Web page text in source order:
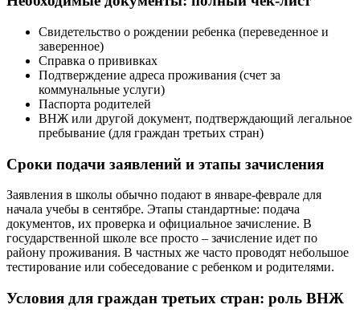
Свидетельство о рождении ребенка (переведенное и
заверенное)
Справка о прививках
Подтверждение адреса проживания (счет за
коммунальные услуги)
Паспорта родителей
ВНЖ или другой документ, подтверждающий легальное
пребывание (для граждан третьих стран)
Сроки подачи заявлений и этапы зачисления
Заявления в школы обычно подают в январе-феврале для
начала учебы в сентябре. Этапы стандартные: подача
документов, их проверка и официальное зачисление. В
государственной школе все просто – зачисление идет по
району проживания. В частных же часто проводят небольшое
тестирование или собеседование с ребенком и родителями.
Условия для граждан третьих стран: роль ВНЖ